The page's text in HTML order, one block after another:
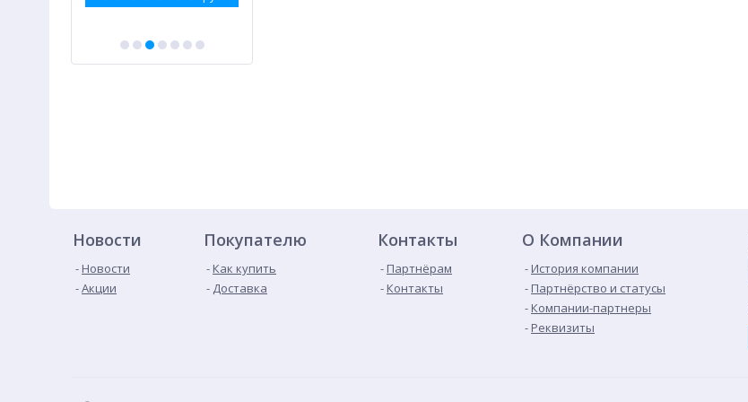
Новости
Новости
Акции
Покупателю
Как купить
Доставка
Контакты
Партнёрам
Контакты
О Компании
История компании
Партнёрство и статусы
Компании-партнеры
Реквизиты